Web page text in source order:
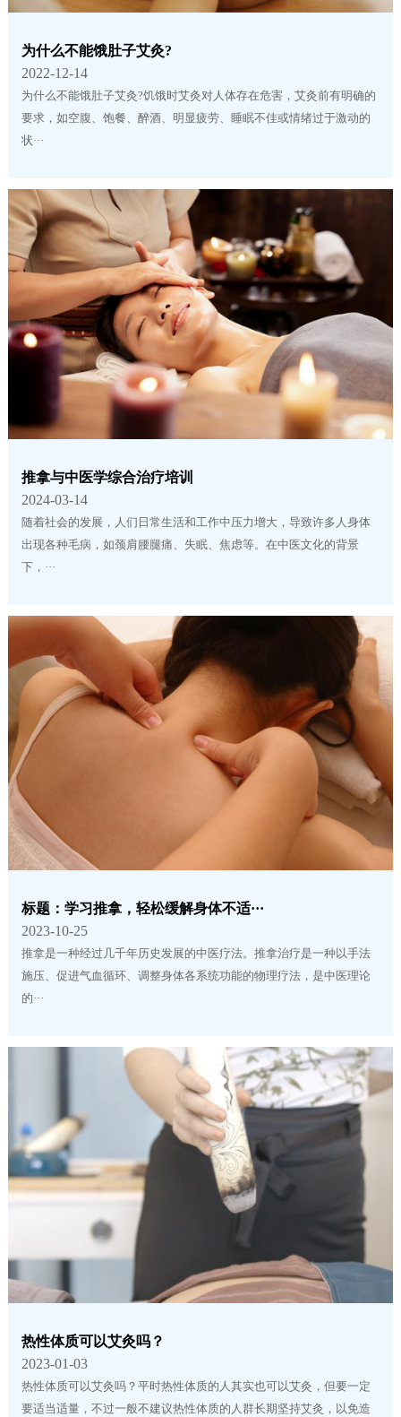
为什么不能饿肚子艾灸?
2022-12-14
为什么不能饿肚子艾灸?饥饿时艾灸对人体存在危害，艾灸前有明确的
要求，如空腹、饱餐、醉酒、明显疲劳、睡眠不佳或情绪过于激动的
状···
推拿与中医学综合治疗培训
2024-03-14
随着社会的发展，人们日常生活和工作中压力增大，导致许多人身体
出现各种毛病，如颈肩腰腿痛、失眠、焦虑等。在中医文化的背景
下，···
标题：学习推拿，轻松缓解身体不适···
2023-10-25
推拿是一种经过几千年历史发展的中医疗法。推拿治疗是一种以手法
施压、促进气血循环、调整身体各系统功能的物理疗法，是中医理论
的···
热性体质可以艾灸吗？
2023-01-03
热性体质可以艾灸吗？平时热性体质的人其实也可以艾灸，但要一定
要适当适量，不过一般不建议热性体质的人群长期坚持艾灸，以免造